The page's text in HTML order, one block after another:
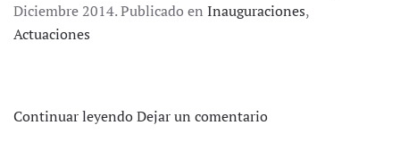
Diciembre 2014. Publicado en Inauguraciones,
Actuaciones
Continuar leyendoDejar un comentario